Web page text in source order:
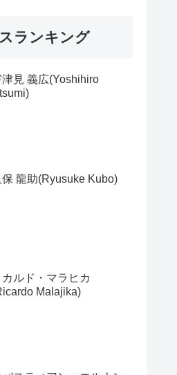
ランキング
津見 義広(Yoshihiro
保 龍助(Ryusuke Kubo)
カルド・マラヒカ
Malajika)